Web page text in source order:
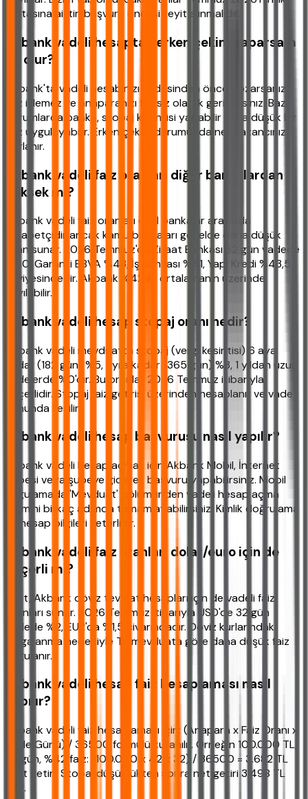
haftasına aittir, başvuru öncesi teyit alınmalıdır.
Akbank vadeli hesaptan erken çekim yaparsam
ne olur?
Akbank'ta vadeli hesabınızı vadesinden önce bozarsanız,
faiz işlemez ve anaparanızı faizsiz olarak geri alırsınız. Bazı
durumlarda banka, stopaj kesintisi yapabilir veya düşük bir
faiz uygulayabilir. Erken çekim durumunda net kazancınız
sıfırlanır.
Akbank vadeli faiz oranları diğer bankalardan
yüksek mi?
Akbank vadeli faiz oranları özel bankalar arasında
rekabetçidir ancak kamu bankaları genelde daha düşük
oran sunar. 2026 Temmuz'da Ziraat Bankası 32 gün vadede
%40, Garanti BBVA %43, İş Bankası %41, Yapı Kredi %43,5
seviyesindedir. Akbank %42 ile ortalamanın üzerinde
sayılabilir.
Akbank vadeli hesap stopaj oranı nedir?
Akbank vadeli mevduatta stopaj (vergi kesintisi) 6 aya
kadar (182 gün) %5, 1 yıla kadar (365 gün) %3, 1 yıldan uzun
vadelerde %0'dır. Bu oranlar 2026 Temmuz itibarıyla
geçerlidir. Stopaj faiz getirisi üzerinden hesaplanır ve vade
sonunda kesilir.
Akbank vadeli hesap başvurusu nasıl yapılır?
Akbank vadeli hesap açmak için Akbank Mobil, İnternet
Şubesi veya şubeye giderek başvuru yapabilirsiniz. Mobil
uygulamada 'Mevduat' bölümünden vadeli hesap açma
işlemini birkaç adımda tamamlayabilirsiniz. Kimlik doğrulama
ve hesap bilgileri yeterlidir.
Akbank vadeli faiz oranları dolar/euro için de
geçerli mi?
Evet, Akbank döviz tevdiat hesapları için de vadeli faiz
oranları sunar. 2026 Temmuz itibarıyla USD'de 32 gün
vadede %2, EUR'da %1,5 civarındadır. Döviz kurlarındaki
dalgalanma nedeniyle TL mevduata göre daha düşük faiz
uygulanır.
Akbank vadeli hesap faiz hesaplaması nasıl
yapılır?
Akbank vadeli faiz hesaplaması için: (Anapara x Faiz Oranı x
Vade Günü) / 36500 formülü kullanılır. Örneğin 100.000 TL,
32 gün, %42 faiz: (100.000 x 42 x 32) / 36500 = 3.682 TL
brüt getiri. Stopaj düşüldükten sonra net getiri 3.498 TL
olur.